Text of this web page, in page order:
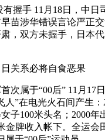
有握手 11月18日，中日
苗涉华错误言论严正
，双方未握手，日本
关系必将自食恶果
次属于“00后” 11月17
人”在电光火石间产生
子100米头名；2000年
金牌收入帐下。全运会